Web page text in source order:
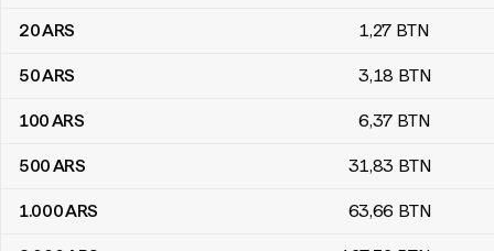
Umrechnungstabelle Argentinische Pesos zu Bhutan-Ngultrum
20ARS 1,27 BTN
50ARS 3,18 BTN
100ARS 6,37 BTN
500ARS 31,83 BTN
1.000ARS 63,66 BTN